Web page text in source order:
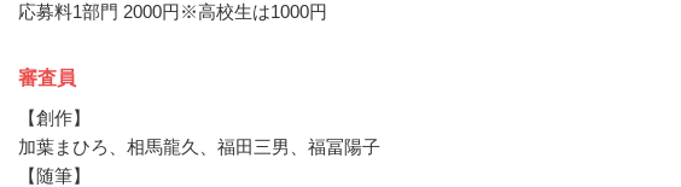
応募料1部門 2000円※高校生は1000円
審査員
【創作】
加葉まひろ、相馬龍久、福田三男、福冨陽子
【随筆】